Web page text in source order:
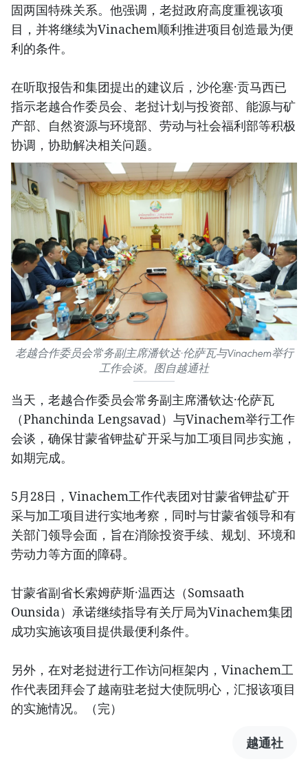
固两国特殊关系。他强调，老挝政府高度重视该项
目，并将继续为Vinachem顺利推进项目创造最为便
利的条件。
在听取报告和集团提出的建议后，沙伦塞·贡马西已
指示老越合作委员会、老挝计划与投资部、能源与矿
产部、自然资源与环境部、劳动与社会福利部等积极
协调，协助解决相关问题。
老越合作委员会常务副主席潘钦达·伦萨瓦与Vinachem举行
工作会谈。图自越通社
当天，老越合作委员会常务副主席潘钦达·伦萨瓦
（Phanchinda Lengsavad）与Vinachem举行工作
会谈，确保甘蒙省钾盐矿开采与加工项目同步实施，
如期完成。
5月28日，Vinachem工作代表团对甘蒙省钾盐矿开
采与加工项目进行实地考察，同时与甘蒙省领导和有
关部门领导会面，旨在消除投资手续、规划、环境和
劳动力等方面的障碍。
甘蒙省副省长索姆萨斯·温西达（Somsaath
Ounsida）承诺继续指导有关厅局为Vinachem集团
成功实施该项目提供最便利条件。
另外，在对老挝进行工作访问框架内，Vinachem工
作代表团拜会了越南驻老挝大使阮明心，汇报该项目
的实施情况。（完）
越通社